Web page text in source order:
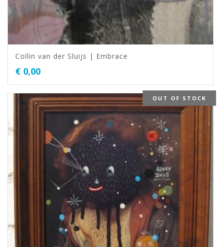
Collin van der Sluijs | Embrace
€ 0,00
OUT OF STOCK